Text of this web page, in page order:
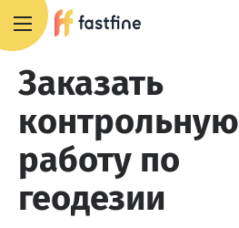
Заказать
контрольную
работу по
геодезии